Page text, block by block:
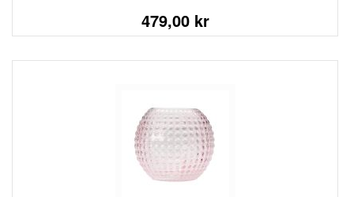
479,00 kr